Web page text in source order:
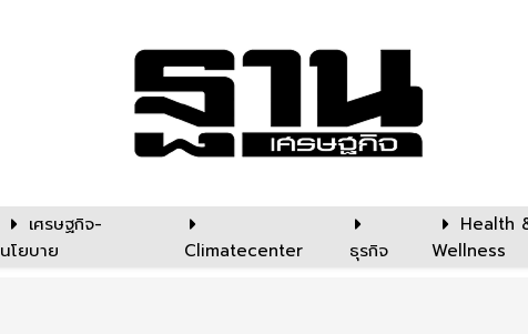
เศรษฐกิจ-
นโยบาย
Climatecenter ธุรกิจ
Health
Wellness